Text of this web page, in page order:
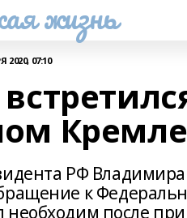
жизнь
2020, 07:10
РФ
к
после